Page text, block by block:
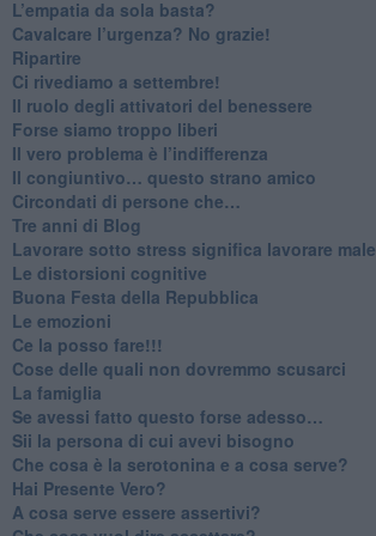
​L’empatia da sola basta?
​Cavalcare l’urgenza? No grazie!
Ripartire
​Ci rivediamo a settembre!
​Il ruolo degli attivatori del benessere
​Forse siamo troppo liberi
​Il vero problema è l’indifferenza
​Il congiuntivo… questo strano amico
​Circondati di persone che…
​Tre anni di Blog
​Lavorare sotto stress significa lavorare male
​Le distorsioni cognitive
​Buona Festa della Repubblica
Le emozioni
​Ce la posso fare!!!
​Cose delle quali non dovremmo scusarci
​La famiglia
​Se avessi fatto questo forse adesso…
​Sii la persona di cui avevi bisogno
Che cosa è la serotonina e a cosa serve?
​Hai Presente Vero?
A cosa serve essere assertivi?